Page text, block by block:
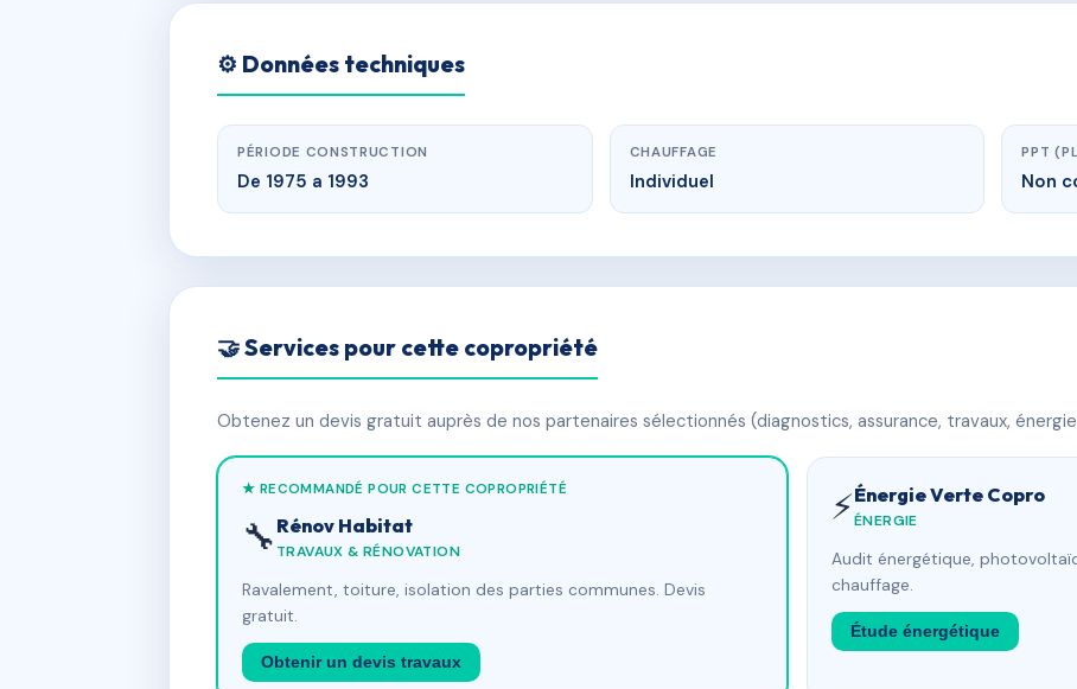
⚙️ Données techniques
PÉRIODE CONSTRUCTION
De 1975 a 1993
CHAUFFAGE
Individuel
PPT
Non
🤝 Services pour cette copropriété
Obtenez un devis gratuit auprès de nos partenaires sélectionnés (diagnostics, assurance, travaux,
★ RECOMMANDÉ POUR CETTE COPROPRIÉTÉ
🔧 Rénov Habitat
TRAVAUX & RÉNOVATION
Ravalement, toiture, isolation des parties communes. Devis
gratuit.
Obtenir un devis travaux
⚡Énergie Verte Copro
ÉNERGIE
Audit énergétique,
chauffage.
Étude énergétique